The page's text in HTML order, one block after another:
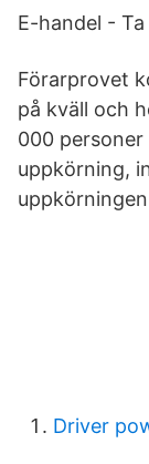
E-handel -
Förarprovet
på kväll och
000
uppkörning,
Driver